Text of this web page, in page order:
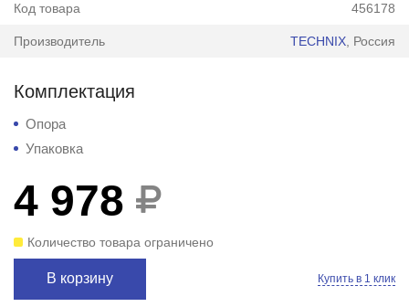
Код товара 456178
Производитель TECHNIX , Россия
Комплектация
Опора
Упаковка
4 978
Количество товара ограничено
В корзину Купить в 1 клик